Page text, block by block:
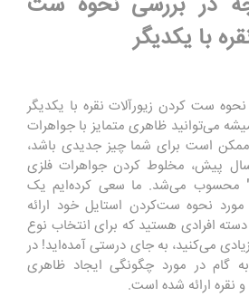
با یکدیگر
ست کردن زیورآلات نقره با یکدیگر
می‌توانید ظاهری متمایز با جواهرات
ممکن است برای شما چیز جدیدی باشد،
پیش، مخلوط کردن جواهرات فلزی
محسوب می‌شد. ما سعی کرده‌ایم یک
مورد نحوه ست‌کردن استایل خود ارائه
افرادی هستید که برای انتخاب نوع
می‌کنید، به جای درستی آمده‌اید! در
گام در مورد چگونگی ایجاد ظاهری
نقره ارائه شده است.